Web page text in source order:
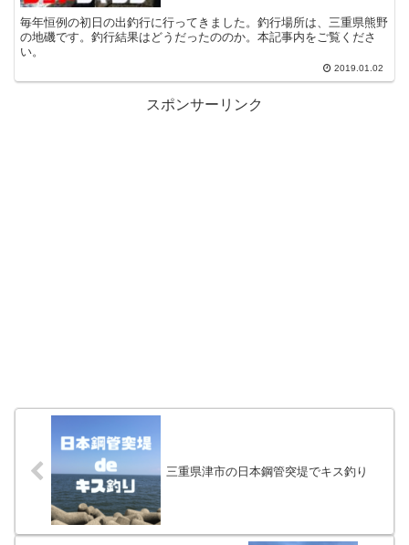
毎年恒例の初日の出釣行に行ってきました。釣行場所は、三重県熊野
の地磯です。釣行結果はどうだったののか。本記事内をご覧くださ
い。
2019.01.02
スポンサーリンク
三重県津市の日本鋼管突堤でキス釣り